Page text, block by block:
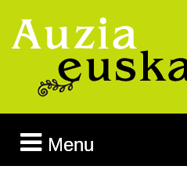
Menu